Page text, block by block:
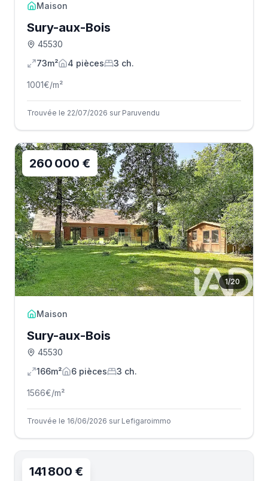
Maison
Sury-aux-Bois
45530
73m²
4 pièces 3 ch.
1001€/m²
Trouvée le 22/07/2026 sur Paruvendu
1/20
260 000 €
Maison
Sury-aux-Bois
45530
166m²
6 pièces 3 ch.
1566€/m²
Trouvée le 16/06/2026 sur Lefigaroimmo
141 800 €